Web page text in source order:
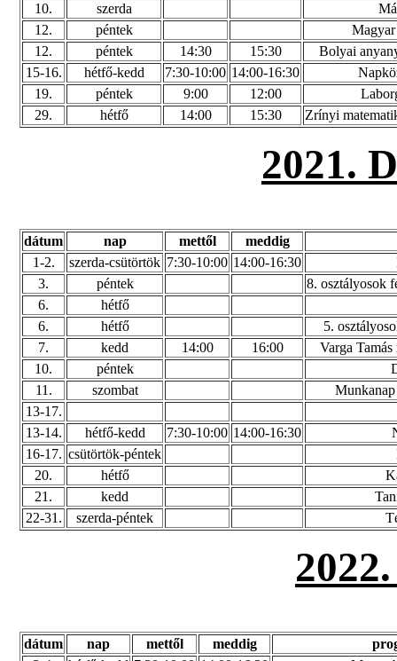
10.
szerda
12.
péntek
12.
péntek 14:30 15:30
Bolyai
15-16.
hétfő-kedd 7:30-10:00 14:00-16:30
19.
péntek 9:00 12:00
29.
hétfő 14:00 15:30 Zrínyi
2021.
dátum nap mettől
meddig
1-2.
szerda-csütörtök 7:30-10:00 14:00-16:30
3.
péntek
8. osztályosok
6.
hétfő
6.
hétfő
5.
7.
kedd 14:00 16:00
Varga
10.
péntek
11.
szombat
13-17.
13-14.
hétfő-kedd 7:30-10:00 14:00-16:30
16-17. csütörtök-péntek
20.
hétfő
21.
kedd
22-31.
szerda-péntek
dátum nap mettől meddig